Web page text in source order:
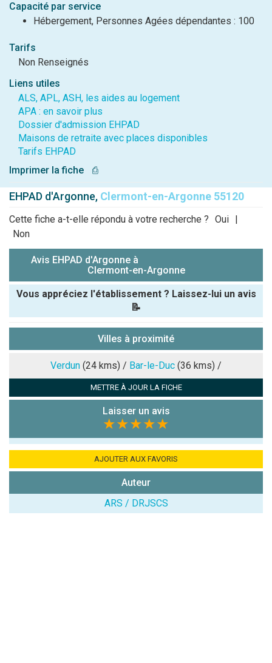
Capacité par service
Hébergement, Personnes Agées dépendantes : 100
Tarifs
Non Renseignés
Liens utiles
ALS, APL, ASH, les aides au logement
APA : en savoir plus
Dossier d'admission EHPAD
Maisons de retraite avec places disponibles
Tarifs EHPAD
Imprimer la fiche
⎙
EHPAD d'Argonne, Clermont-en-Argonne 55120
Cette fiche a-t-elle répondu à votre recherche ? Oui |
Non
Avis EHPAD d'Argonne à
Clermont-en-Argonne
Vous appréciez l'établissement ? Laissez-lui un avis
📝
Note que vous souhaitez attribuer :
l'établissement
Villes à proximité
Verdun (24 kms) / Bar-le-Duc (36 kms) /
METTRE À JOUR LA FICHE
Laisser un avis
★★★★★
AJOUTER AUX FAVORIS
Auteur
ARS / DRJSCS